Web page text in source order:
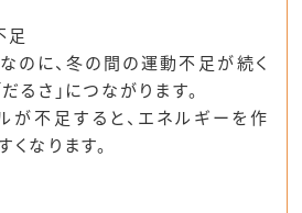
足
のに、冬の間の運動不足が続く
るさ」につながります。
が不足すると、エネルギーを作
なります。